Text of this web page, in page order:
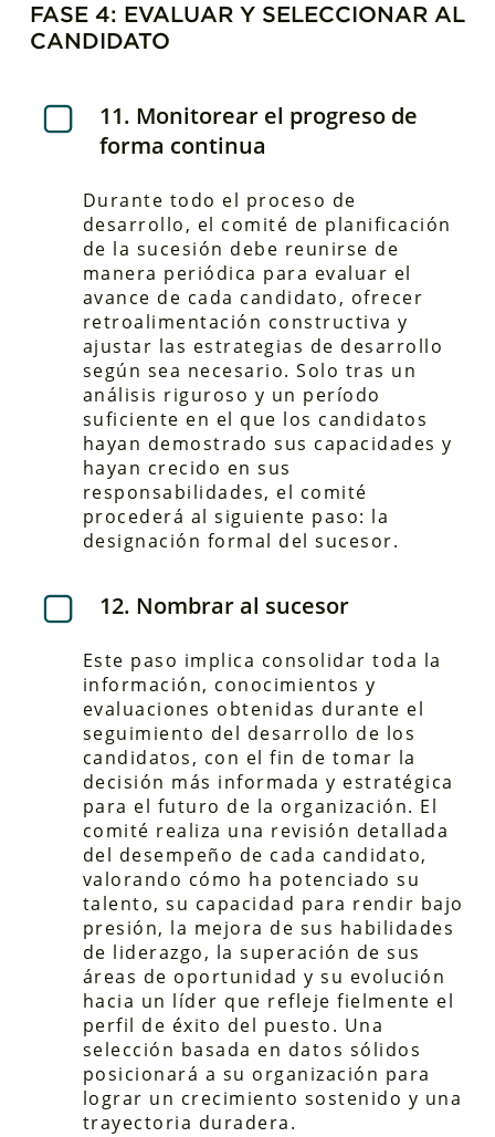
FASE 4: EVALUAR Y SELECCIONAR AL
CANDIDATO
11. Monitorear el progreso de
forma continua
Durante todo el proceso de
desarrollo, el comité de planificación
de la sucesión debe reunirse de
manera periódica para evaluar el
avance de cada candidato, ofrecer
retroalimentación constructiva y
ajustar las estrategias de desarrollo
según sea necesario. Solo tras un
análisis riguroso y un período
suficiente en el que los candidatos
hayan demostrado sus capacidades y
hayan crecido en sus
responsabilidades, el comité
procederá al siguiente paso: la
designación formal del sucesor.
12. Nombrar al sucesor
Este paso implica consolidar toda la
información, conocimientos y
evaluaciones obtenidas durante el
seguimiento del desarrollo de los
candidatos, con el fin de tomar la
decisión más informada y estratégica
para el futuro de la organización. El
comité realiza una revisión detallada
del desempeño de cada candidato,
valorando cómo ha potenciado su
talento, su capacidad para rendir bajo
presión, la mejora de sus habilidades
de liderazgo, la superación de sus
áreas de oportunidad y su evolución
hacia un líder que refleje fielmente el
perfil de éxito del puesto. Una
selección basada en datos sólidos
posicionará a su organización para
lograr un crecimiento sostenido y una
trayectoria duradera.